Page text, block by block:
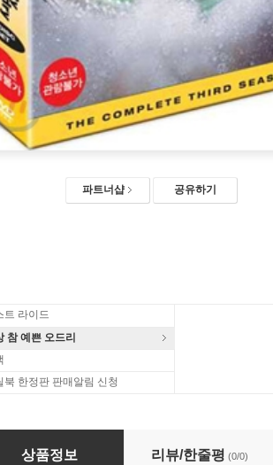
파트너샵 공유하기
트 라이드
참 예쁜 오드리
북 한정판 판매알림 신청
의 주부들 (TV) 시즌3 박스세트 (6Disc)
상품정보 리뷰/한줄평 (0/0)